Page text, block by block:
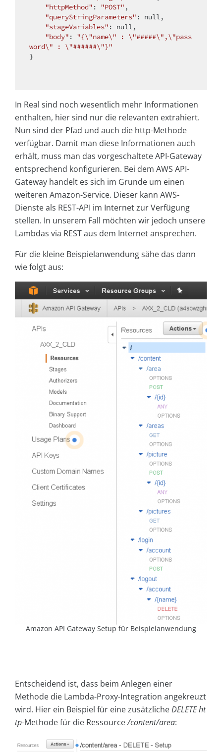
"httpMethod" : "POST" ,
"queryStringParameters" : null,
"stageVariables" : null,
"body" : "{\"name\" : \"#####\",\"pass
word\" : \"######\"}"
}
In Real sind noch wesentlich mehr Informationen
enthalten, hier sind nur die relevanten extrahiert.
Nun sind der Pfad und auch die http-Methode
verfügbar. Damit man diese Informationen auch
erhält, muss man das vorgeschaltete API-Gateway
entsprechend konfigurieren. Bei dem AWS API-
Gateway handelt es sich im Grunde um einen
weiteren Amazon-Service. Dieser kann AWS-
Dienste als REST-API im Internet zur Verfügung
stellen. In unserem Fall möchten wir jedoch unsere
Lambdas via REST aus dem Internet ansprechen.
Für die kleine Beispielanwendung sähe das dann
wie folgt aus:
Amazon API Gateway Setup für Beispielanwendung
Entscheidend ist, dass beim Anlegen einer
Methode die Lambda-Proxy-Integration angekreuzt
wird. Hier ein Beispiel für eine zusätzlicheDELETE ht
tp-Methode für die Ressource/content/area: